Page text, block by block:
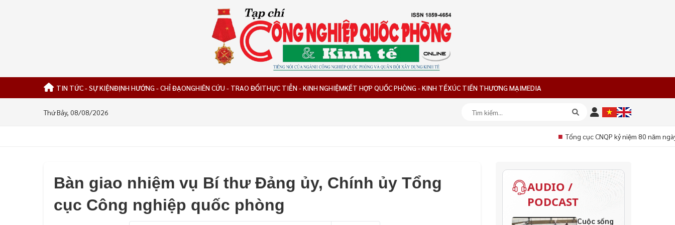
TIN TỨC - SỰ KIỆNĐỊNH HƯỚNG - CHỈ ĐẠONGHIÊN CỨU - TRAO ĐỔITHỰC TIỄN - KINH NGHIỆMKẾT HỢP QUỐC PHÒNG - KINH TẾXÚC TIẾN THƯƠNG MẠIMEDIA
Thứ Bảy, 08/08/2026
Tổng cục CNQP kỷ niệm 80 năm
Bàn giao nhiệm vụ Bí thư Đảng ủy, Chính ủy Tổng
cục Công nghiệp quốc phòng
AUDIO /
PODCAST
Cuộc sống